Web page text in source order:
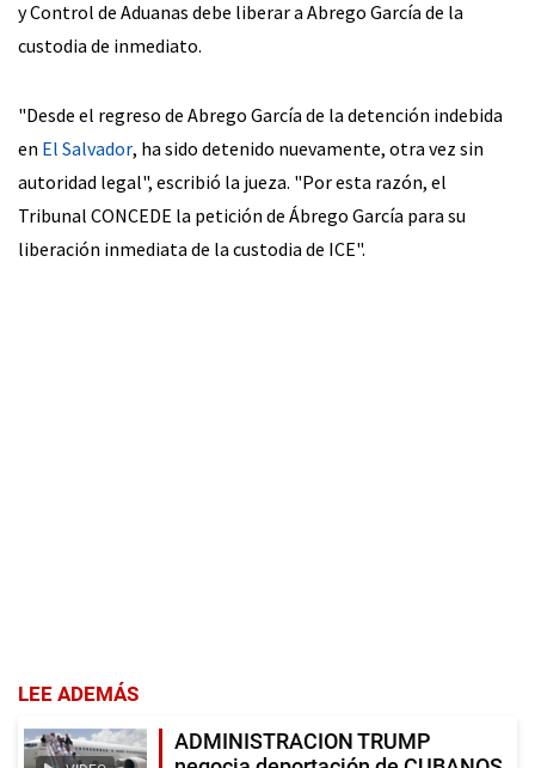
y Control de Aduanas debe liberar a Abrego García de la
custodia de inmediato.
"Desde el regreso de Abrego García de la detención indebida
en El Salvador, ha sido detenido nuevamente, otra vez sin
autoridad legal", escribió la jueza. "Por esta razón, el
Tribunal CONCEDE la petición de Ábrego García para su
liberación inmediata de la custodia de ICE".
LEE ADEMÁS
ADMINISTRACION TRUMP